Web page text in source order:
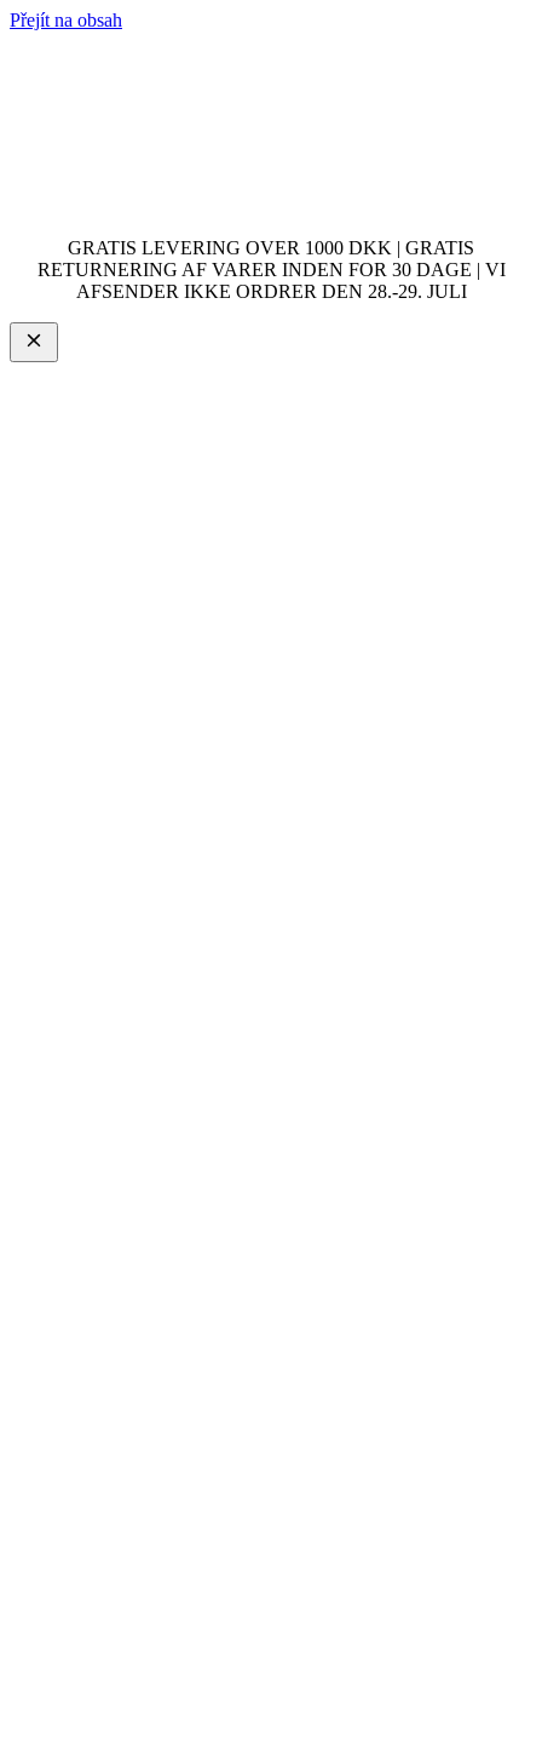
Přejít na obsah
GRATIS LEVERING OVER 1000 DKK | GRATIS
RETURNERING AF VARER INDEN FOR 30 DAGE | VI
AFSENDER IKKE ORDRER DEN 28.-29. JULI